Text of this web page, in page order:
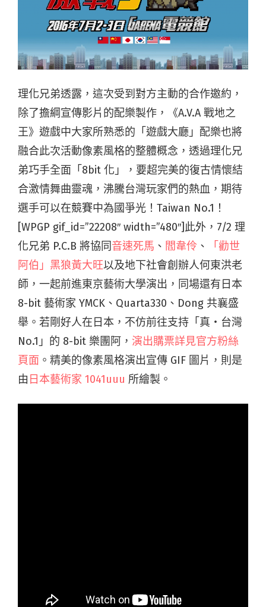
理化兄弟透露，這次受到對方主動的合作邀約，
除了擔綱宣傳影片的配樂製作，《A.V.A 戰地之
王》遊戲中大家所熟悉的「 遊戲大廳」配樂也將
融合此次活動像素風格的整體概念，透過理化兄
弟巧手全面「8bit 化」，要超完美的復古情懷結
合激情舞曲靈魂，沸騰台灣玩家們的熱血，期待
選手可以在競賽中為國爭光！Taiwan No.1！
[WPGP gif_id=”22208″ width=”480″]此外，7/2 理
化兄弟 P.C.B 將協同音速死馬 、 閻韋伶 、
「勸世
阿伯」黑狼黃大旺以及地下社會創辦人何東洪老
師，一起前進東京藝術大學演出，同場還有日本
8-bit 藝術家 YMCK、Quarta330、Dong 共襄盛
舉。若剛好人在日本，不仿前往支持「真・台灣
No.1」的 8-bit 樂團阿， 演出購票詳見官方粉絲
頁面 。精美的像素風格演出宣傳 GIF 圖片，則是
由 日本藝術家 1041uuu 所繪製。